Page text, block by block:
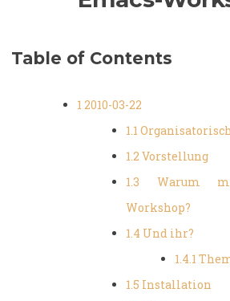
Table of Contents
1 2010-03-22
1.1
1.2 Vorstellung
1.3 Warum
Workshop?
1.4 Und ihr?
1.4.1
1.5 Installation